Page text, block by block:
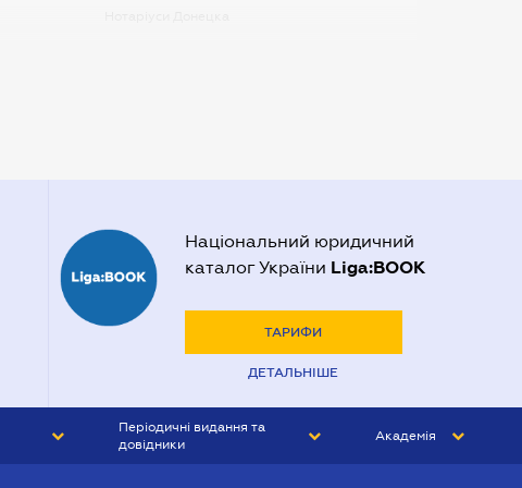
Національний юридичний
каталог України Liga:BOOK
ТАРИФИ
ДЕТАЛЬНІШЕ
Періодичні видання та
довідники
Академія